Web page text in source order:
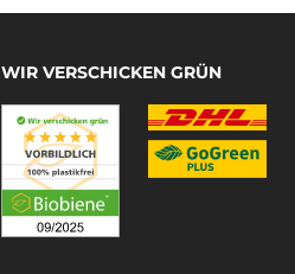
WIR VERSCHICKEN GRÜN